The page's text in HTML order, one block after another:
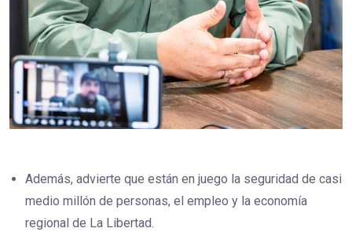
Además, advierte que están en juego la seguridad de casi
medio millón de personas, el empleo y la economía
regional de La Libertad.